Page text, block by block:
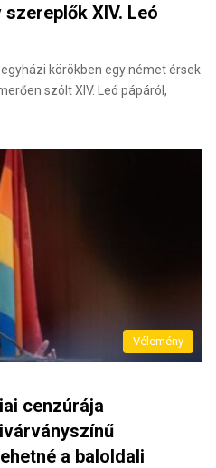
XIV. Leó
körökben egy német érsek
szólt XIV. Leó pápáról,
Vélemény
cenzúrája
a baloldali